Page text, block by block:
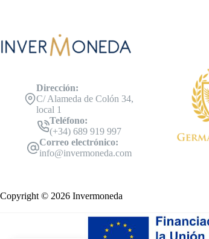
Dirección:
C/ Alameda de Colón 34,
local 1
Teléfono:
(+34) 689 919 997
Correo electrónico:
info@invermoneda.com
Copyright © 2026 Invermoneda